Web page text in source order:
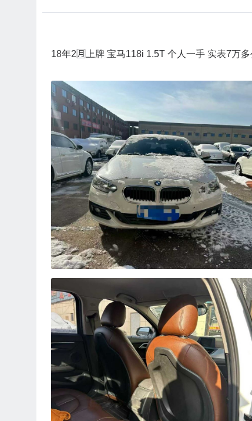
18年2🈷️上牌 宝马118i 1.5T 个人一手 实表7万